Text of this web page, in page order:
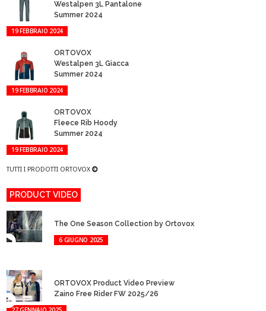
Westalpen 3L Pantalone
Summer 2024
19 FEBBRAIO 2024
ORTOVOX
Westalpen 3L Giacca
Summer 2024
19 FEBBRAIO 2024
ORTOVOX
Fleece Rib Hoody
Summer 2024
19 FEBBRAIO 2024
TUTTI I PRODOTTI ORTOVOX
PRODUCT VIDEO
The One Season Collection by Ortovox
6 GIUGNO 2025
ORTOVOX Product Video Preview
Zaino Free Rider FW 2025/26